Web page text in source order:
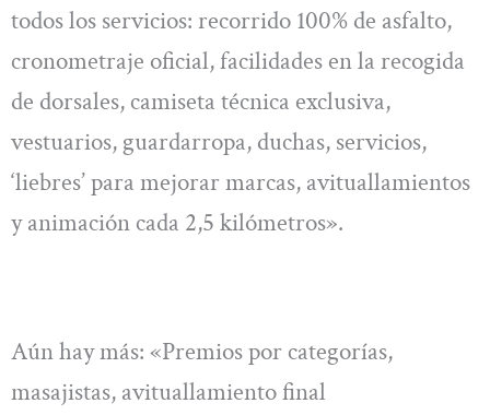
todos los servicios: recorrido 100% de asfalto,
cronometraje oficial, facilidades en la recogida
de dorsales, camiseta técnica exclusiva,
vestuarios, guardarropa, duchas, servicios,
‘liebres’ para mejorar marcas, avituallamientos
y animación cada 2,5 kilómetros».
Aún hay más: «Premios por categorías,
masajistas, avituallamiento final